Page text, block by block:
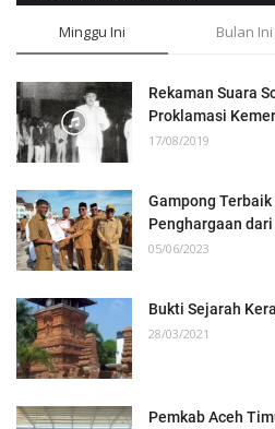
Minggu Ini Bulan Ini
Rekaman Suara
Proklamasi
17/08/2019
Gampong
Penghargaan dari
05/06/2023
Bukti Sejarah
28/03/2021
Pemkab Aceh